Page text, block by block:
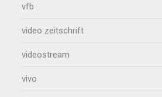
vfb
video zeitschrift
videostream
vivo